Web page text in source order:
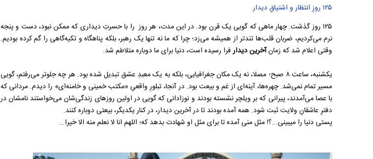
۱۲۵ روزِ انتظار و اشتیاقِ دیدار
۱۲۵ روز گذشت. چهار ماهی که گویی یک قرن بود. در این مدت، هر روز را با حسرتِ دیداری که ممکن نبود، دست و پنجه
نرم می‌کردیم، ضربان قلب‌ها تندتر از همیشه می‌زد؛ چرا که ما نه تنها یک رهبر، بلکه پناهگاه و تکیه‌گاهی را گم کرده بودیم.
وقتی اعلام شد که زمانآخرین دیدارفرا رسیده است، دنیا برای ما دوباره متلاطم شد.
یکشنبه، ساعت ۸ صبح؛ مصلا، نه یک مکان جغرافیایی، بلکه به یک معبدِ عشق تبدیل شده بود. هر چه جلوتر می‌رفتم، گویی
مسیر تمام نمی‌شد. چهره‌ها، آینه‌ای از غم و بیعت بود. در آنجا، تبلورِ واقعیِ «مکتب خمینی و خامنه‌ای» را دیدم. مردانی که
با عصا می‌آمدند، پیرانی که بر ویلچر نشسته بودند و نوزادانی که گویی در اولین روزهای زندگی‌شان می‌خواستند نامشان در
دفترِ عاشقانِ ولایت ثبت شود. همه آمده بودند تا در آخرین دیدار، در کنار یکدیگر، بیعتی دوباره کنند.
پستی دنیا را میبینی...؟! مثل منی آمده تا برای مثل او شهادت بدهد که؛ اللهم انا لا نعلم منه الا خیرا...